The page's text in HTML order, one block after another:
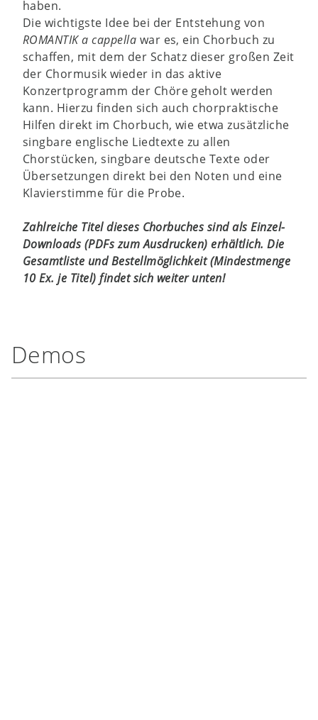
haben.
Die wichtigste Idee bei der Entstehung von
ROMANTIK a cappella war es, ein Chorbuch zu
schaffen, mit dem der Schatz dieser großen Zeit
der Chormusik wieder in das aktive
Konzertprogramm der Chöre geholt werden
kann. Hierzu finden sich auch chorpraktische
Hilfen direkt im Chorbuch, wie etwa zusätzliche
singbare englische Liedtexte zu allen
Chorstücken, singbare deutsche Texte oder
Übersetzungen direkt bei den Noten und eine
Klavierstimme für die Probe.
Zahlreiche Titel dieses Chorbuches sind als Einzel-
Downloads (PDFs zum Ausdrucken) erhältlich. Die
Gesamtliste und Bestellmöglichkeit (Mindestmenge
10 Ex. je Titel) findet sich weiter unten!
Demos